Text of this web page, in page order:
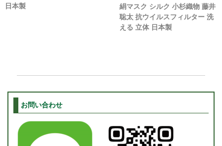
日本製
絹マスク シルク 小杉織物 藤井
聡太 抗ウイルスフィルター 洗
える 立体 日本製
お問い合わせ